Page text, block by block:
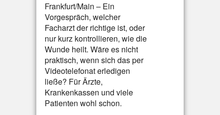
Frankfurt/Main – Ein
Vorgespräch, welcher
Facharzt der richtige ist, oder
nur kurz kontrollieren, wie die
Wunde heilt. Wäre es nicht
praktisch, wenn sich das per
Videotelefonat erledigen
ließe? Für Ärzte,
Krankenkassen und viele
Patienten wohl schon.